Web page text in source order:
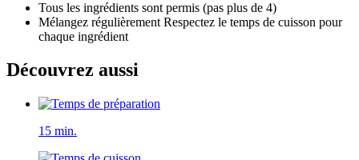
Tous les ingrédients sont permis (pas plus de 4)
Mélangez régulièrement Respectez le temps de cuisson pour
chaque ingrédient
Découvrez aussi
15 min.